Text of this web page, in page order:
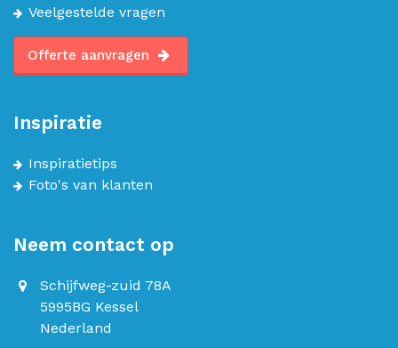
Veelgestelde vragen
Offerte aanvragen
Inspiratie
Inspiratietips
Foto's van klanten
Neem contact op
Schijfweg-zuid 78A
5995BG Kessel
Nederland